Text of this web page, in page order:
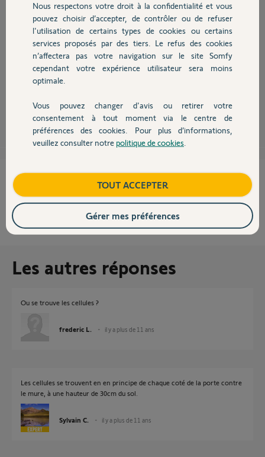
Chauffage
Autres produits
Devis avec un pro
Contact
nettoyer les cellules à l'intérieur et à l'extérieur, le problème persiste t-il
Sylvain C. il y a plus de 11 ans
Cette réponse vous a-t-elle aidé ?
NON OUI
60%des internautes ont trouvé cette réponse utile
Les autres réponses
Ou se trouve les cellules ?
frederic L. il y a plus de 11 ans
Les cellules se trouvent en en principe de chaque coté de la porte contre
le mure, à une hauteur de 30cm du sol.
Sylvain C. il y a plus de 11 ans
Nous respectons votre droit à la confidentialité et vous
pouvez choisir d’accepter, de contrôler ou de refuser
l'utilisation de certains types de cookies ou certains
services proposés par des tiers. Le refus des cookies
n’affectera pas votre navigation sur le site Somfy
cependant votre expérience utilisateur sera moins
optimale.
Vous pouvez changer d'avis ou retirer votre
consentement à tout moment via le centre de
préférences des cookies. Pour plus d’informations,
veuillez consulter notre politique de cookies
TOUT ACCEPTER
Gérer mes préférences